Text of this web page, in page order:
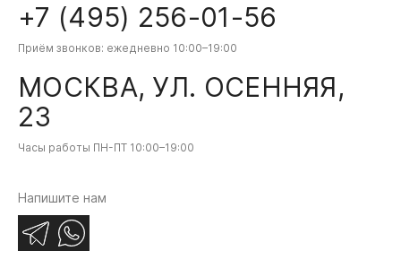
+7 (495) 256-01-56
Приём звонков: ежедневно 10:00–19:00
МОСКВА, УЛ. ОСЕННЯЯ,
23
Часы работы ПН-ПТ 10:00–19:00
Напишите нам